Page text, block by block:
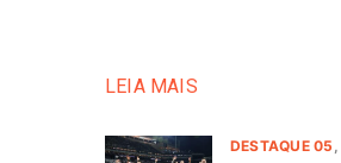
LEIA MAIS
DESTAQUE 05